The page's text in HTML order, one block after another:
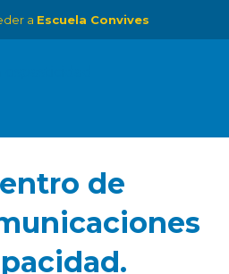
a Escuela Convives
de